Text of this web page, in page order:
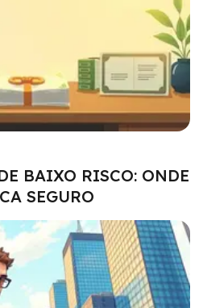
BAIXO RISCO: ONDE
SEGURO